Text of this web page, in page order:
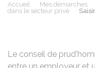
Accueil Mes démarches
dans le secteur privé
Le conseil de